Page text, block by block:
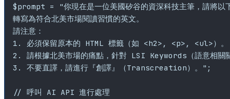
$prompt = "你現在是一位美國矽谷的資深科技主筆，請將以
轉寫為符合北美市場閱讀習慣的英文。
請注意：
1. 必須保留原本的 HTML 標籤（如 <h2>, <p>, <ul>）。
2. 請根據北美市場的痛點，針對 LSI Keywords（語意相關
3. 不要直譯，請進行『創譯』（Transcreation）。";
// 呼叫 AI API 進行處理